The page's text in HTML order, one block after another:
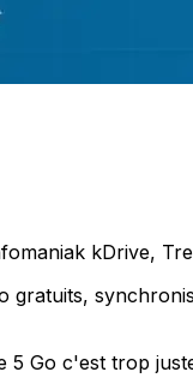
kDrive,
Go c'est trop